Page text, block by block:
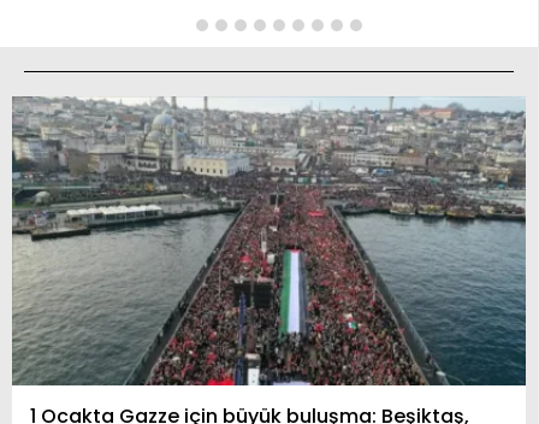
1 Ocakta Gazze için büyük buluşma: Beşiktaş,